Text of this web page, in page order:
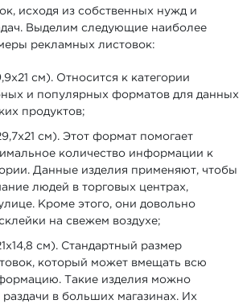
исходя из собственных нужд и
Выделим следующие наиболее
рекламных листовок:
см). Относится к категории
и популярных форматов для данных
продуктов;
см). Этот формат помогает
количество информации к
Данные изделия применяют, чтобы
людей в торговых центрах,
Кроме этого, они довольно
на свежем воздухе;
см). Стандартный размер
который может вмещать всю
Такие изделия можно
раздачи в больших магазинах. Их